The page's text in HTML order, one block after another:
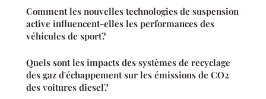
Comment les nouvelles technologies de suspension
active influencent-elles les performances des
véhicules de sport?
Quels sont les impacts des systèmes de recyclage
des gaz d'échappement sur les émissions de CO2
des voitures diesel?